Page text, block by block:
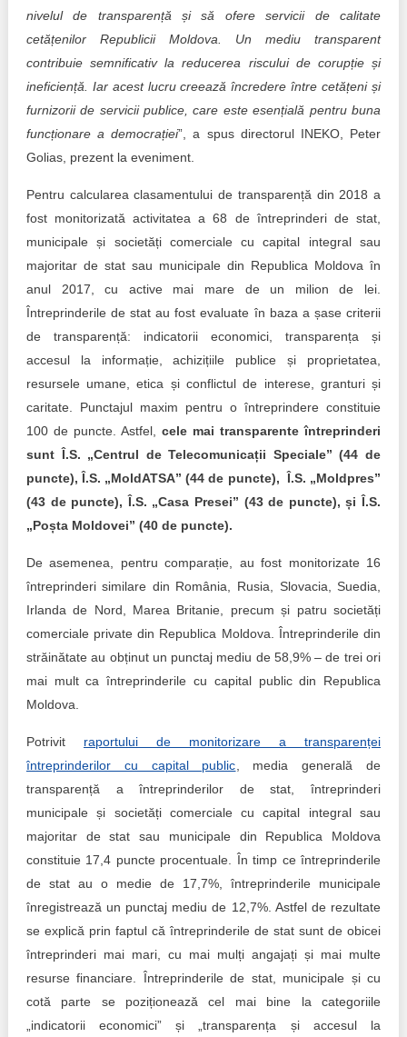
nivelul de transparență și să ofere servicii de calitate
cetățenilor Republicii Moldova. Un mediu transparent
contribuie semnificativ la reducerea riscului de corupție și
ineficiență. Iar acest lucru creează încredere între cetățeni și
furnizorii de servicii publice, care este esențială pentru buna
funcționare a democrației”, a spus directorul INEKO, Peter
Golias, prezent la eveniment.
Pentru calcularea clasamentului de transparență din 2018 a
fost monitorizată activitatea a 68 de întreprinderi de stat,
municipale și societăți comerciale cu capital integral sau
majoritar de stat sau municipale din Republica Moldova în
anul 2017, cu active mai mare de un milion de lei.
Întreprinderile de stat au fost evaluate în baza a șase criterii
de transparență: indicatorii economici, transparența și
accesul la informație, achizițiile publice și proprietatea,
resursele umane, etica și conflictul de interese, granturi și
caritate. Punctajul maxim pentru o întreprindere constituie
100 de puncte. Astfel, cele mai transparente întreprinderi
sunt Î.S. „Centrul de Telecomunicații Speciale” (44 de
puncte), Î.S. „MoldATSA” (44 de puncte), Î.S. „Moldpres”
(43 de puncte), Î.S. „Casa Presei” (43 de puncte), și Î.S.
„Poșta Moldovei” (40 de puncte).
De asemenea, pentru comparație, au fost monitorizate 16
întreprinderi similare din România, Rusia, Slovacia, Suedia,
Irlanda de Nord, Marea Britanie, precum și patru societăți
comerciale private din Republica Moldova. Întreprinderile din
străinătate au obținut un punctaj mediu de 58,9% – de trei ori
mai mult ca întreprinderile cu capital public din Republica
Moldova.
Potrivit raportului de monitorizare a transparenței
întreprinderilor cu capital public , media generală de
transparență a întreprinderilor de stat, întreprinderi
municipale și societăți comerciale cu capital integral sau
majoritar de stat sau municipale din Republica Moldova
constituie 17,4 puncte procentuale. În timp ce întreprinderile
de stat au o medie de 17,7%, întreprinderile municipale
înregistrează un punctaj mediu de 12,7%. Astfel de rezultate
se explică prin faptul că întreprinderile de stat sunt de obicei
întreprinderi mai mari, cu mai mulți angajați și mai multe
resurse financiare. Întreprinderile de stat, municipale și cu
cotă parte se poziționează cel mai bine la categoriile
„indicatorii economici” și „transparența și accesul la